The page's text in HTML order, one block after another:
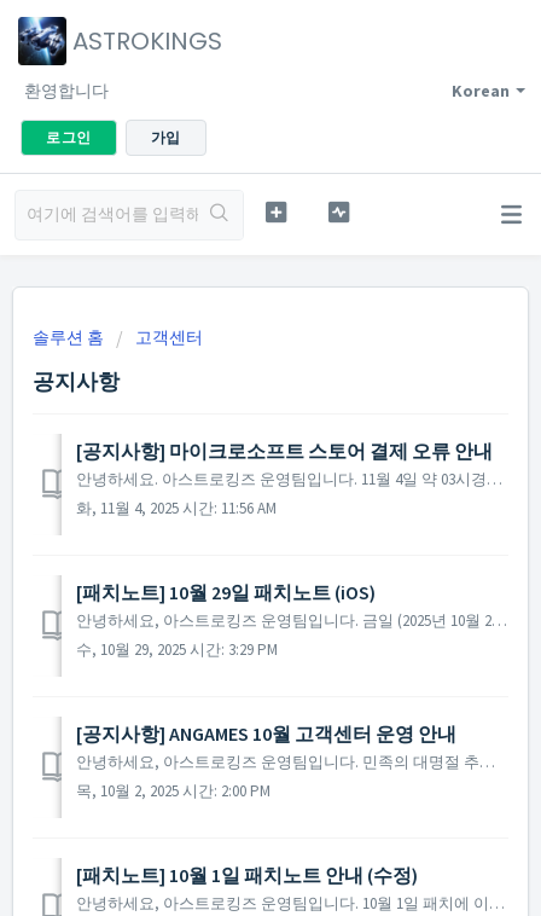
ASTROKINGS
Korean
환영합니다
로그인 가입
솔루션 홈 고객센터
공지사항
[공지사항] 마이크로소프트 스토어 결제 오류 안내
안녕하세요. 아스트로킹즈 운영팀입니다. 11월 4일 약 03시경부터 마이크로소프트 스토어를 통한 결제 시 상품이 지급되지 않는 결제 오류가 발생하고 있습니다. 현재 관련 부서와 함께 원인 파악 및 정상화 작업을 신속히 진행 중이며, 문제 해결에 최선을 다하고 있습니다. ...
화, 11월 4, 2025 시간: 11:56 AM
[패치노트] 10월 29일 패치노트 (iOS)
안녕하세요, 아스트로킹즈 운영팀입니다. 금일 (2025년 10월 29일) 진행된 패치에 대해 안내해 드립니다. ▶ 2025년 10월 29일 패치안내 - iOS 기기로 A타입 영웅 일러스트를 선택할 시 발생하던 에러를 수정하였습니다. ※ 참고사항 ...
수, 10월 29, 2025 시간: 3:29 PM
[공지사항] ANGAMES 10월 고객센터 운영 안내
안녕하세요, 아스트로킹즈 운영팀입니다. 민족의 대명절 추석 연휴가 다가왔습니다. 보름달처럼 꽉 찬 행운과 복이 사령관님의 함대에 가득 깃들기를 기원하며, 행복하고 편안한 명절 보내시길 바랍니다. 다가오는 연휴 기간 동안의 고객센터 운영 일정에 대해 아래와 같이 ...
목, 10월 2, 2025 시간: 2:00 PM
[패치노트] 10월 1일 패치노트 안내 (수정)
안녕하세요, 아스트로킹즈 운영팀입니다. 10월 1일 패치에 이어, 일부 언어에서 추가적인 오탈자가 발견되어 다시 패치 되었습니다. 이용에 불편을 드려 죄송합니다. ▶️ 2025년 10월 2일 패치노트 안내 - 일부 언어의 게임 내 오탈자를 수정하였습니다....